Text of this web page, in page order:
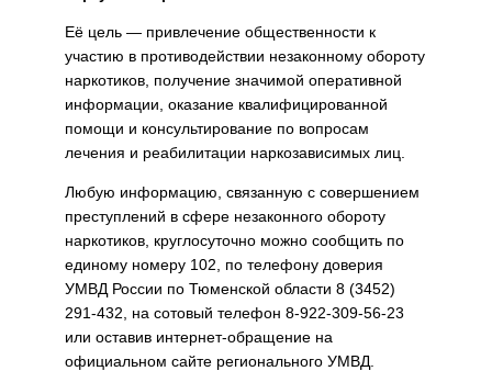
Её цель — привлечение общественности к
участию в противодействии незаконному обороту
наркотиков, получение значимой оперативной
информации, оказание квалифицированной
помощи и консультирование по вопросам
лечения и реабилитации наркозависимых лиц.
Любую информацию, связанную с совершением
преступлений в сфере незаконного обороту
наркотиков, круглосуточно можно сообщить по
единому номеру 102, по телефону доверия
УМВД России по Тюменской области 8 (3452)
291-432, на сотовый телефон 8-922-309-56-23
или оставив интернет-обращение на
официальном сайте регионального УМВД.